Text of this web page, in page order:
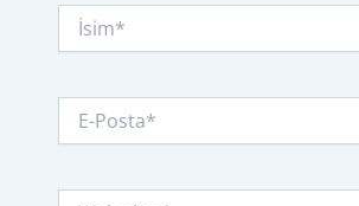
İsim*
Posta*